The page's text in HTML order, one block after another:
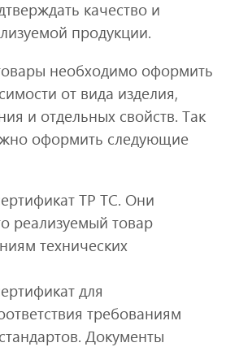
качество и
продукции.
необходимо оформить
от вида изделия,
и отдельных свойств. Так
оформить следующие
ТР ТС. Они
реализуемый товар
технических
для
требованиям
Документы